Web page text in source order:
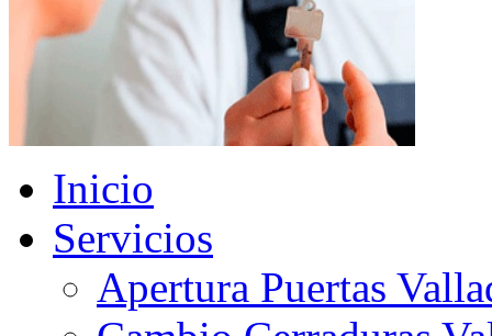
Inicio
Servicios
Apertura Puertas